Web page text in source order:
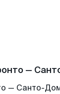
—
— Санто-